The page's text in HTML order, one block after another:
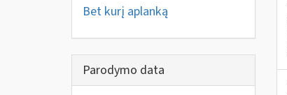
Bet kurį aplanką
Parodymo data